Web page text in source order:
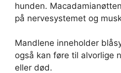
hunden.
på nervesystemet og
Mandlene inneholder
også kan føre til alvorlige
eller død.